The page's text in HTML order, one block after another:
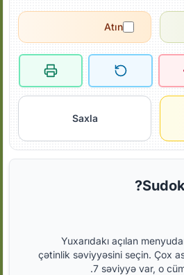
Atın
Saxla
Yuxarıdakı açılan
çətinlik səviyyəsini seçin. Çox
7 səviyyə var, o